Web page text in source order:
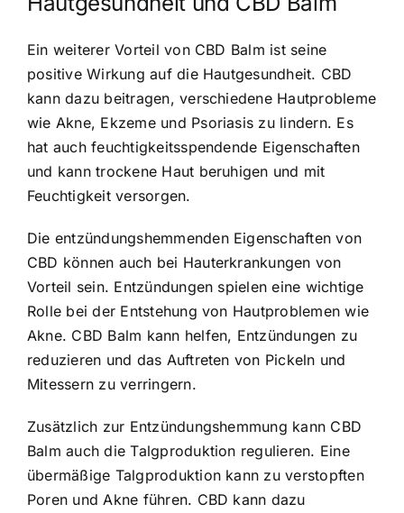
Ein weiterer Vorteil von CBD Balm ist seine
positive Wirkung auf die Hautgesundheit. CBD
kann dazu beitragen, verschiedene Hautprobleme
wie Akne, Ekzeme und Psoriasis zu lindern. Es
hat auch feuchtigkeitsspendende Eigenschaften
und kann trockene Haut beruhigen und mit
Feuchtigkeit versorgen.
Die entzündungshemmenden Eigenschaften von
CBD können auch bei Hauterkrankungen von
Vorteil sein. Entzündungen spielen eine wichtige
Rolle bei der Entstehung von Hautproblemen wie
Akne. CBD Balm kann helfen, Entzündungen zu
reduzieren und das Auftreten von Pickeln und
Mitessern zu verringern.
Zusätzlich zur Entzündungshemmung kann CBD
Balm auch die Talgproduktion regulieren. Eine
übermäßige Talgproduktion kann zu verstopften
Poren und Akne führen. CBD kann dazu